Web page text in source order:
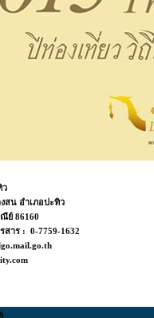
ว
สน อำเภอปะทิว
86160
าร : 0-7759-1632